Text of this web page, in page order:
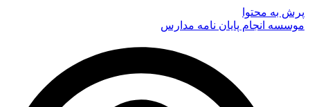
پرش به محتوا
موسسه انجام پایان نامه مدارس